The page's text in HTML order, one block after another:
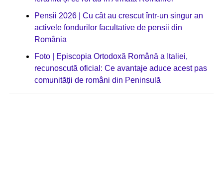
Pensii 2026 | Cu cât au crescut într-un singur an
activele fondurilor facultative de pensii din
România
Foto | Episcopia Ortodoxă Română a Italiei,
recunoscută oficial: Ce avantaje aduce acest pas
comunității de români din Peninsulă